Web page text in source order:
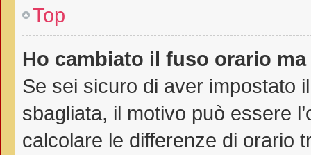
Top
Ho cambiato il fuso orario
Se sei sicuro di aver impostato
sbagliata, il motivo può essere
calcolare le differenze di orario